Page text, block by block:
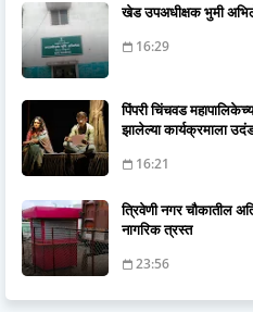
खेड उपअधीक्षक भुमी
16:29
पिंपरी चिंचवड
झालेल्या कार्यक्रमाला
16:21
त्रिवेणी नगर चौकातील
नागरिक त्रस्त
23:56